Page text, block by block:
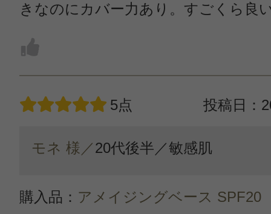
きなのにカバー力あり。すごくら良
5点 投稿日：
モネ 様／20代後半／敏感肌
購入品： アメイジングベース SPF20